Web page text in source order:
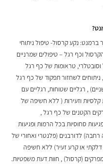
נקע קרסול- טיפול ניתוחי
וכף רגל – טיפולים שמרניים
וסובטלרי, טראומות של כף רגל
לשחזור תפקוד של כף רגל
, רגליים שטוחות, רגליים עם
וזעירות ( ללא חשיפה של
הקטנים של כף רגל ,
סחוסיות בכל הרמות ופגיעות
רחבה) לדורבנים (פלנטרי ואחורי של
דלקתי או קרע זעיר) ללא חשיפה
(קרסול) , חוות דעת משפטיות.